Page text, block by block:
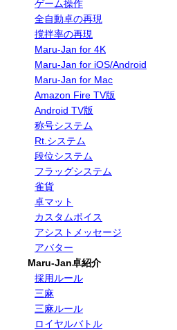
ゲーム操作
全自動卓の再現
撹拌率の再現
Maru-Jan for 4K
Maru-Jan for iOS/Android
Maru-Jan for Mac
Amazon Fire TV版
Android TV版
称号システム
Rt.システム
段位システム
フラッグシステム
雀貨
卓マット
カスタムボイス
アシストメッセージ
アバター
Maru-Jan卓紹介
採用ルール
三麻
三麻ルール
ロイヤルバトル